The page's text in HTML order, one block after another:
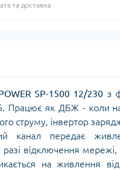
та доставка
SP-1500 12/230 з
Працює як ДБЖ - коли
струму, інвертор
канал передає
відключення мережі,
на живлення від